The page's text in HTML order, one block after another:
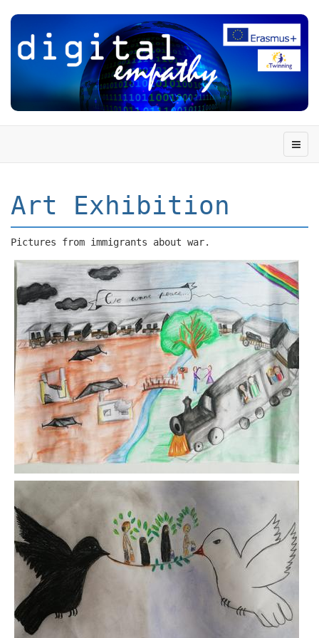
Art Exhibition
Pictures from immigrants about war.